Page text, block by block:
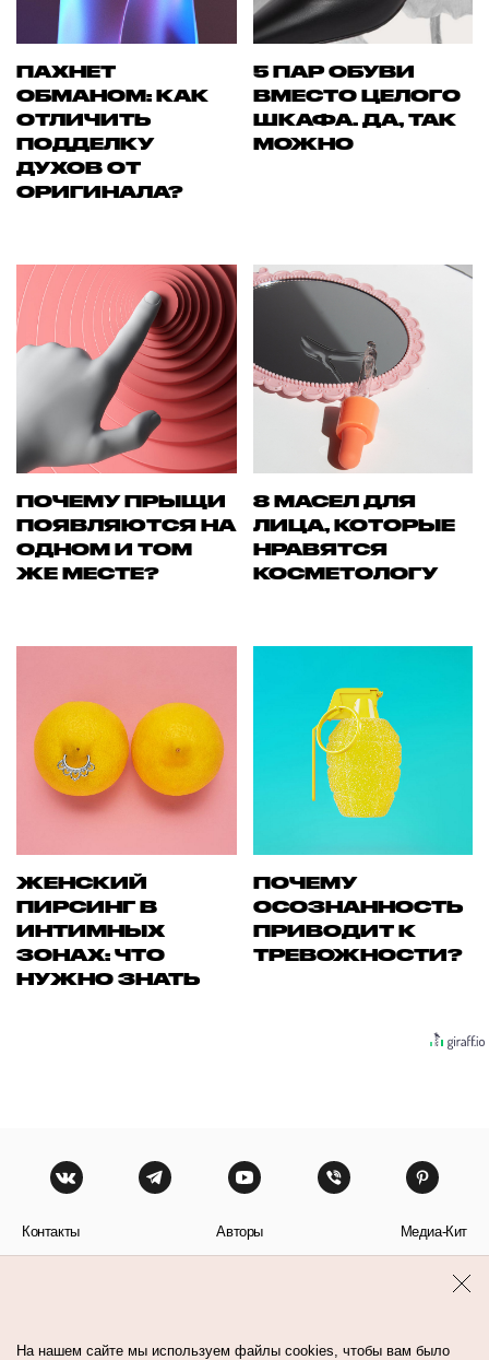
ПАХНЕТ
ОБМАНОМ: КАК
ОТЛИЧИТЬ
ПОДДЕЛКУ
ДУХОВ ОТ
ОРИГИНАЛА?
5 ПАР ОБУВИ
ВМЕСТО ЦЕЛОГО
ШКАФА. ДА, ТАК
МОЖНО
ПОЧЕМУ ПРЫЩИ
ПОЯВЛЯЮТСЯ НА
ОДНОМ И ТОМ
ЖЕ МЕСТЕ?
8 МАСЕЛ ДЛЯ
ЛИЦА, КОТОРЫЕ
НРАВЯТСЯ
КОСМЕТОЛОГУ
ЖЕНСКИЙ
ПИРСИНГ В
ИНТИМНЫХ
ЗОНАХ: ЧТО
НУЖНО ЗНАТЬ
ПОЧЕМУ
ОСОЗНАННОСТЬ
ПРИВОДИТ К
ТРЕВОЖНОСТИ?
Контакты Авторы Медиа-Кит
На нашем сайте мы используем файлы cookies, чтобы вам было